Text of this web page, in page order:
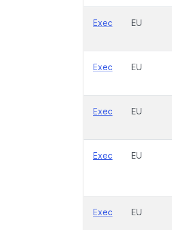
Exec EU
Exec EU
Exec EU
Exec EU
Exec EU